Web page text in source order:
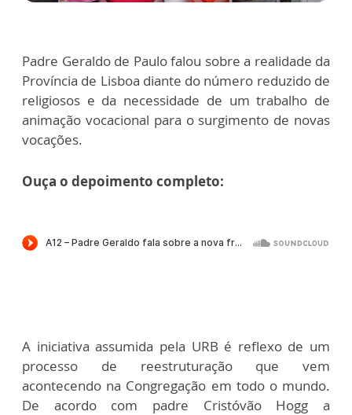
Padre Geraldo de Paulo falou sobre a realidade da
Província de Lisboa diante do número reduzido de
religiosos e da necessidade de um trabalho de
animação vocacional para o surgimento de novas
vocações.
Ouça o depoimento completo:
A iniciativa assumida pela URB é reflexo de um
processo de reestruturação que vem
acontecendo na Congregação em todo o mundo.
De acordo com padre Cristóvão Hogg a